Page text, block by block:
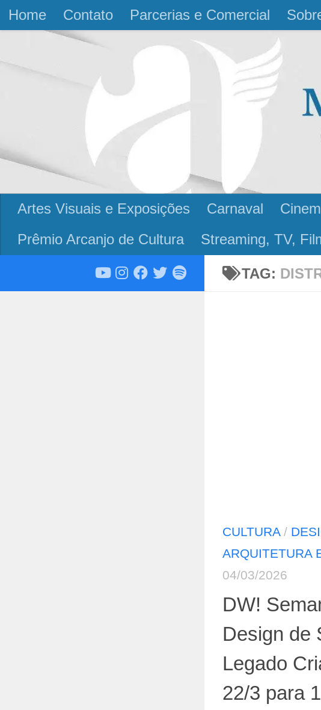
Skip to content
Home Contato Parcerias e Comercial
Artes Visuais e Exposições Carnaval
Prêmio Arcanjo de Cultura
Streaming, TV,
TAG:
CULTURA/
ARQUITETURA
04/03/2026
DW!
Design de
Legado
22/3 para